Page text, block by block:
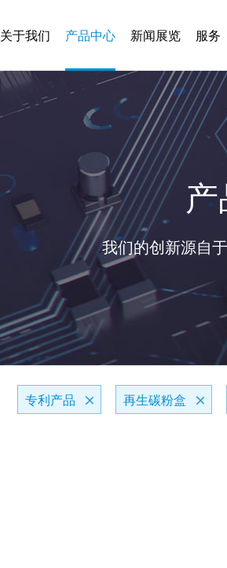
关于我们 产品中心 新闻展览 服务
我们的创新源自
专利产品 再生碳粉盒